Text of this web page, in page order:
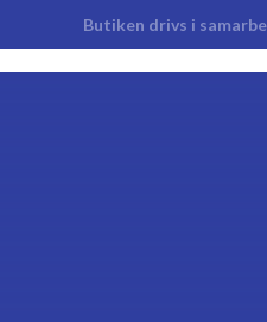
Butiken drivs i
Tifosi